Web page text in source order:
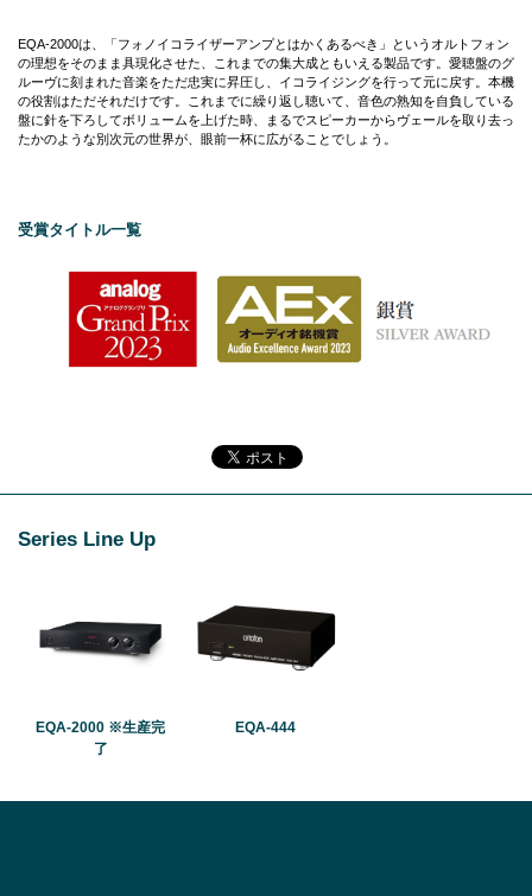
EQA-2000は、「フォノイコライザーアンプとはかくあるべき」というオルトフォン
の理想をそのまま具現化させた、これまでの集大成ともいえる製品です。愛聴盤のグ
ルーヴに刻まれた音楽をただ忠実に昇圧し、イコライジングを行って元に戻す。本機
の役割はただそれだけです。これまでに繰り返し聴いて、音色の熟知を自負している
盤に針を下ろしてボリュームを上げた時、まるでスピーカーからヴェールを取り去っ
たかのような別次元の世界が、眼前一杯に広がることでしょう。
受賞タイトル一覧
Series Line Up
EQA-2000 ※生産完
了
EQA-444